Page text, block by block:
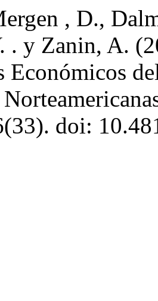
, D.,
. y Zanin, A.
Económicos
doi: